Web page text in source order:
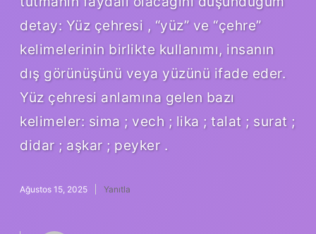
detay: Yüz çehresi , “yüz” ve “çehre”
kelimelerinin birlikte kullanımı, insanın
dış görünüşünü veya yüzünü ifade eder.
Yüz çehresi anlamına gelen bazı
kelimeler: sima ; vech ; lika ; talat ; surat ;
didar ; aşkar ; peyker .
Ağustos 15, 2025 Yanıtla